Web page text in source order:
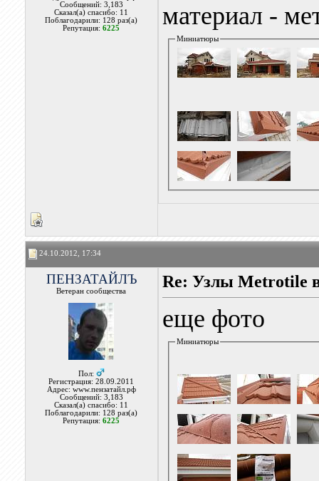
Сообщений: 3,183
Сказал(а) спасибо: 11
Поблагодарили: 128 раз(а)
Репутация:6225
материал -
Миниатюры
24.10.2012, 17:34
ПЕНЗАТАЙЛЪ
Ветеран сообщества
Пол:
Регистрация: 28.09.2011
Адрес: www.пензатайл.рф
Сообщений: 3,183
Сказал(а) спасибо: 11
Поблагодарили: 128 раз(а)
Репутация:6225
Re: Узлы Metrotile
еще фото
Миниатюры